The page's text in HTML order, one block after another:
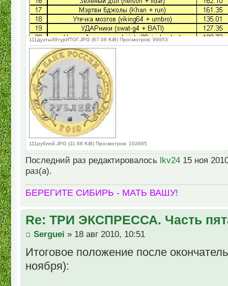
111дуэты39турИТОГ.JPG (67.08 KiB) Просмотров: 99953
111рублей.JPG (11.68 KiB) Просмотров: 102665
Последний раз редактировалось lkv24 15 ноя
раз(а).
БЕРЕГИТЕ СИБИРЬ - МАТЬ ВАШУ!
Re: ТРИ ЭКСПРЕССА. Часть
Serguei » 18 авг 2010, 10:51
Итоговое положение после
ноября):